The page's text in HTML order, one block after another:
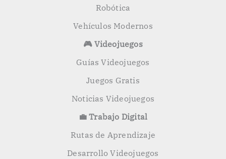
Robótica
Vehículos Modernos
🎮 Videojuegos
Guías Videojuegos
Juegos Gratis
Noticias Videojuegos
💼 Trabajo Digital
Rutas de Aprendizaje
Desarrollo Videojuegos